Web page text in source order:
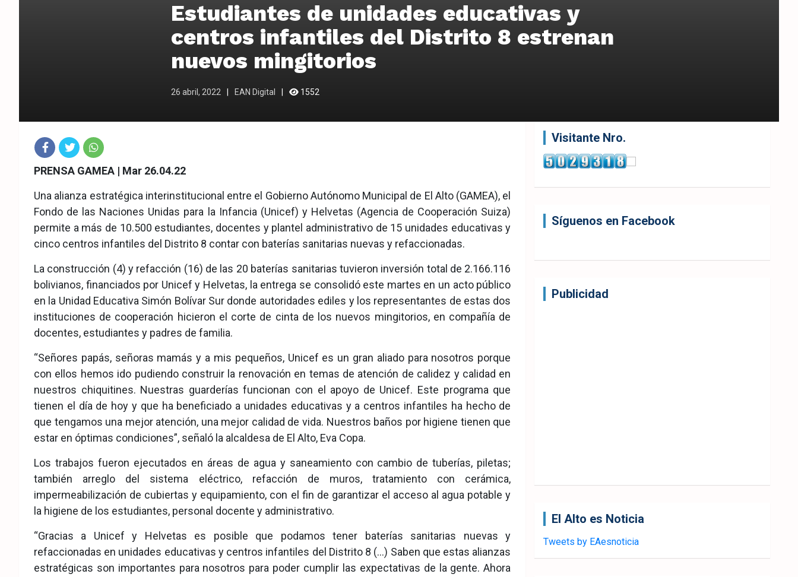
Estudiantes de unidades educativas y
centros infantiles del Distrito 8 estrenan
nuevos mingitorios
26 abril, 2022 EAN Digital 1552
Fac
eb
ook
Twit
ter
Wha
pp
PRENSA GAMEA | Mar 26.04.22
Una alianza estratégica interinstitucional entre el Gobierno Autónomo Municipal de El Alto (GAMEA), el
Fondo de las Naciones Unidas para la Infancia (Unicef) y Helvetas (Agencia de Cooperación Suiza)
permite a más de 10.500 estudiantes, docentes y plantel administrativo de 15 unidades educativas y
cinco centros infantiles del Distrito 8 contar con baterías sanitarias nuevas y refaccionadas.
La construcción (4) y refacción (16) de las 20 baterías sanitarias tuvieron inversión total de 2.166.116
bolivianos, financiados por Unicef y Helvetas, la entrega se consolidó este martes en un acto público
en la Unidad Educativa Simón Bolívar Sur donde autoridades ediles y los representantes de estas dos
instituciones de cooperación hicieron el corte de cinta de los nuevos mingitorios, en compañía de
docentes, estudiantes y padres de familia.
“Señores papás, señoras mamás y a mis pequeños, Unicef es un gran aliado para nosotros porque
con ellos hemos ido pudiendo construir la renovación en temas de atención de calidez y calidad en
nuestros chiquitines. Nuestras guarderías funcionan con el apoyo de Unicef. Este programa que
tienen el día de hoy y que ha beneficiado a unidades educativas y a centros infantiles ha hecho de
que tengamos una mejor atención, una mejor calidad de vida. Nuestros baños por higiene tienen que
estar en óptimas condiciones”, señaló la alcaldesa de El Alto, Eva Copa.
Los trabajos fueron ejecutados en áreas de agua y saneamiento con cambio de tuberías, piletas;
también arreglo del sistema eléctrico, refacción de muros, tratamiento con cerámica,
impermeabilización de cubiertas y equipamiento, con el fin de garantizar el acceso al agua potable y
la higiene de los estudiantes, personal docente y administrativo.
“Gracias a Unicef y Helvetas es posible que podamos tener baterías sanitarias nuevas y
refaccionadas en unidades educativas y centros infantiles del Distrito 8 (…) Saben que estas alianzas
estratégicas son importantes para nosotros para poder cumplir las expectativas de la gente. Ahora
Visitante Nro.
Síguenos en Facebook
Publicidad
El Alto es Noticia
Tweets by EAesnoticia